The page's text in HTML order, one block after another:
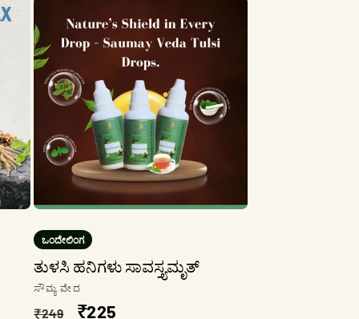
ಒಂದೇಲಿಂಗ
ತುಳಸಿ ಹನಿಗಳು ಸಾವಸ್ತ್ಯಮೃತ್
ಮಾರಾಟಗಾರ:
ಸೌಮ್ಯ ವೇದ
ನಿಯಮಿತ
₹249
ಮಾರಾಟ
₹225